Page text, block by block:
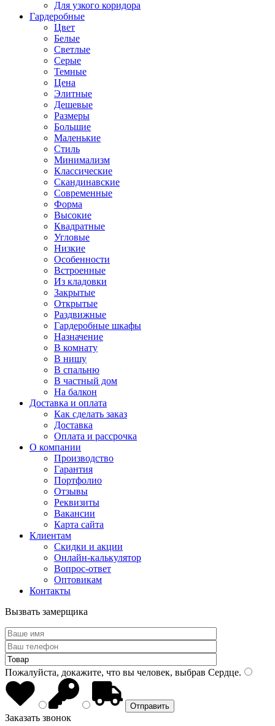
Для узкого коридора
Гардеробные
Цвет
Белые
Светлые
Серые
Темные
Цена
Элитные
Дешевые
Размеры
Большие
Маленькие
Стиль
Минимализм
Классические
Скандинавские
Современные
Форма
Высокие
Квадратные
Угловые
Низкие
Особенности
Встроенные
Из кладовки
Закрытые
Открытые
Раздвижные
Гардеробные шкафы
Назначение
В комнату
В нишу
В спальню
В частный дом
На балкон
Доставка и оплата
Как сделать заказ
Доставка
Оплата и рассрочка
О компании
Производство
Гарантия
Портфолио
Отзывы
Реквизиты
Вакансии
Карта сайта
Клиентам
Скидки и акции
Онлайн-калькулятор
Вопрос-ответ
Оптовикам
Контакты
Вызвать замерщика
Пожалуйста, докажите, что вы человек, выбрав Сердце.
Заказать звонок